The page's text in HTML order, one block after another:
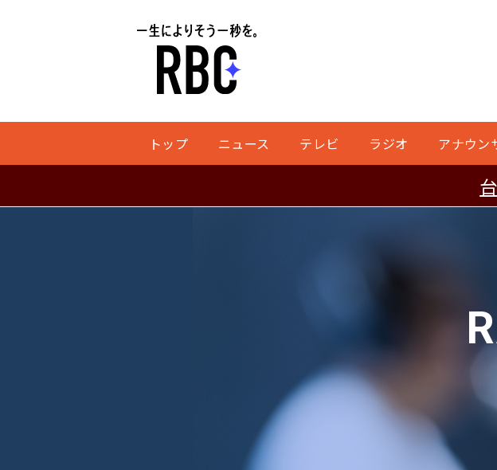
トップ ニュース テレビ ラジオ アナウン